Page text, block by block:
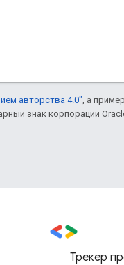
авторства 4.0" , а
знак корпорации
Трекер